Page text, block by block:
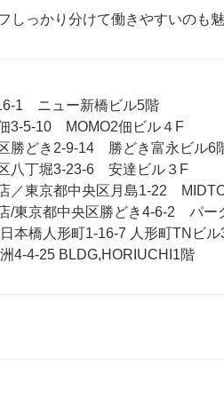
しっかり分けて働きやすいのも魅
　ニュー新橋ビル5階
3-5-10　MOMO2佃ビル４F
勝どき2-9-14　勝どき富永ビル6
八丁堀3-23-6　安達ビル３F
／東京都中央区月島1-22　
/東京都中央区勝どき4-6-2　パー
本橋人形町1-16-7 人形町TNビル
4-4-25 BLDG,HORIUCHI1階